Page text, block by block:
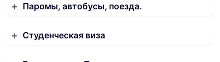
Паромы, автобусы, поезда.
Студенческая виза